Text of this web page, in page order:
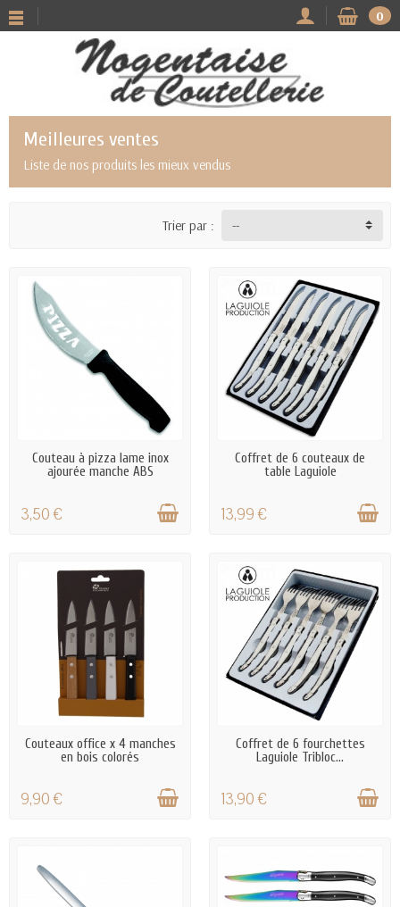
0
Meilleures ventes
Liste de nos produits les mieux vendus
Trier par :
EN STOCK
Couteau à pizza lame inox
ajourée manche ABS
3,50 €
EN STOCK
Coffret de 6 couteaux de
table Laguiole
13,99 €
EN STOCK
Couteaux office x 4 manches
en bois colorés
9,90 €
EN STOCK
Coffret de 6 fourchettes
Laguiole Tribloc...
13,90 €